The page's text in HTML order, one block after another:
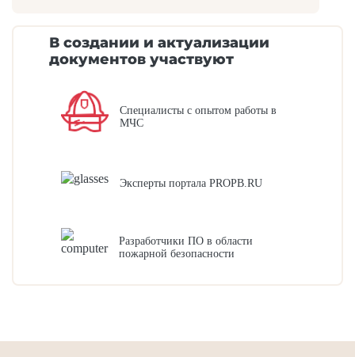
В создании и актуализации
документов участвуют
Специалисты с опытом работы в
МЧС
Эксперты портала PROPB.RU
Разработчики ПО в области
пожарной безопасности